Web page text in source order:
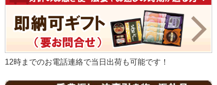
12時までのお電話連絡で当日出荷も可能です！